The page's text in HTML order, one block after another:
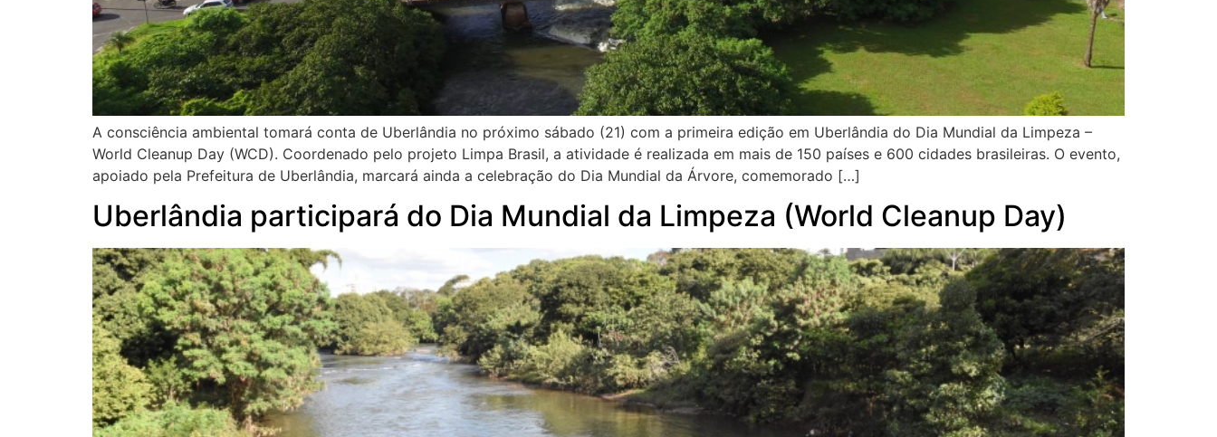
A consciência ambiental tomará conta de Uberlândia no próximo sábado (21) com a primeira edição em Uberlândia do Dia Mundial da Limpeza –
World Cleanup Day (WCD). Coordenado pelo projeto Limpa Brasil, a atividade é realizada em mais de 150 países e 600 cidades brasileiras. O evento,
apoiado pela Prefeitura de Uberlândia, marcará ainda a celebração do Dia Mundial da Árvore, comemorado […]
Uberlândia participará do Dia Mundial da Limpeza (World Cleanup Day)